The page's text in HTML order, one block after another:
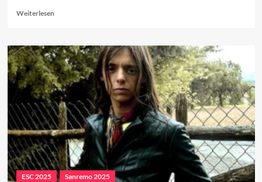
WeiterlesenRead
Ranking
der
ESC-
Beiträge
2025
(37–
11)
ESC 2025 Sanremo 2025